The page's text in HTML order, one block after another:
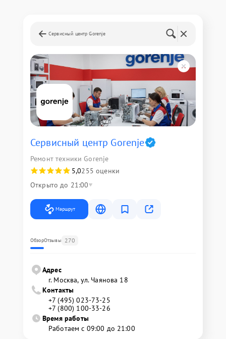
Сервисный центр Gorenje
Сервисный центр Gorenje
Ремонт техники Gorenje
5,0255 оценки
Открыто до 21:00
Маршрут
ОбзорОтзывы 270
Адрес
г. Москва, ул. Чаянова 18
Контакты
+7 (495) 023-73-25
+7 (800) 100-33-26
Время работы
Работаем с 09:00 до 21:00